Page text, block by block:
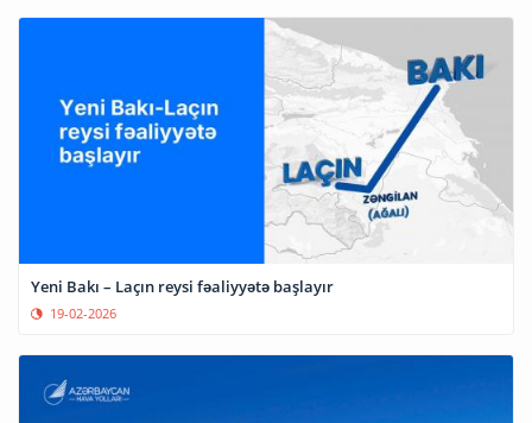
Yeni Bakı – Laçın reysi fəaliyyətə başlayır
19-02-2026